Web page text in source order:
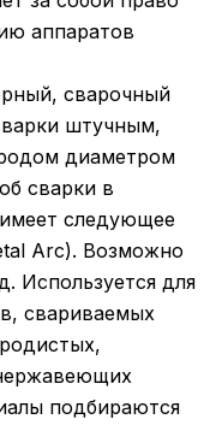
аппаратов
сварочный
штучным,
диаметром
сварки в
следующее
Arc). Возможно
Используется для
свариваемых
подбираются